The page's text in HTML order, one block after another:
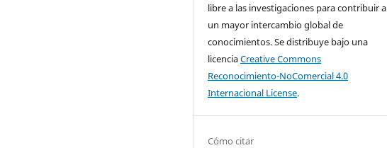
libre a las investigaciones para contribuir a
un mayor intercambio global de
conocimientos. Se distribuye bajo una
licenciaCreative Commons
Reconocimiento-NoComercial 4.0
Internacional License.
Cómo citar